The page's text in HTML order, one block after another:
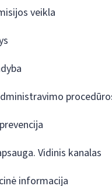
veikla
Vidinis kanalas
informacija